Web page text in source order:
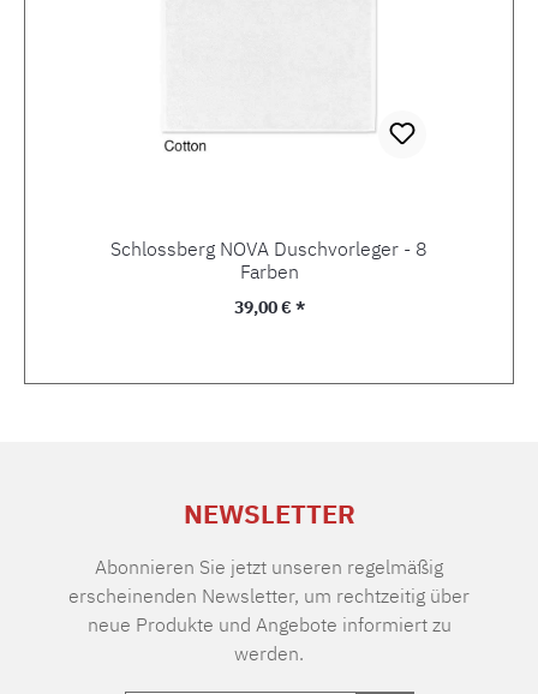
Schlossberg NOVA Duschvorleger - 8
Farben
Regulärer Preis:
39,00 € *
NEWSLETTER
Abonnieren Sie jetzt unseren regelmäßig
erscheinenden Newsletter, um rechtzeitig über
neue Produkte und Angebote informiert zu
werden.